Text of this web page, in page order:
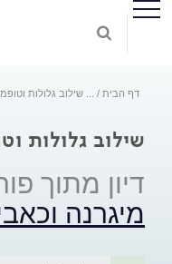
דף הבית שילוב גלולות
שילוב גלולות
דיון מתוך
מיגרנה